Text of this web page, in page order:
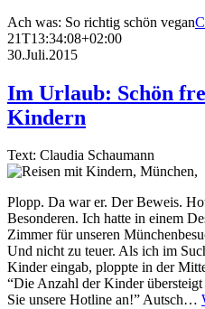
Ach was: So richtig schön vegan
21T13:34:08+02:00
30.Juli.2015
Im Urlaub: Schön
Kindern
Text: Claudia Schaumann
Plopp. Da war er. Der Beweis.
Besonderen. Ich hatte in einem
Zimmer für unseren
Und nicht zu teuer. Als ich im
Kinder eingab, ploppte in der
“Die Anzahl der Kinder
Sie unsere Hotline an!” Autsch…